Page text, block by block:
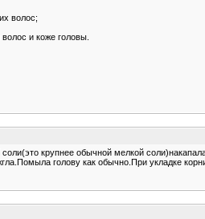
волос;
и коже головы.
крупнее обычной мелкой
голову как обычно.При укладке